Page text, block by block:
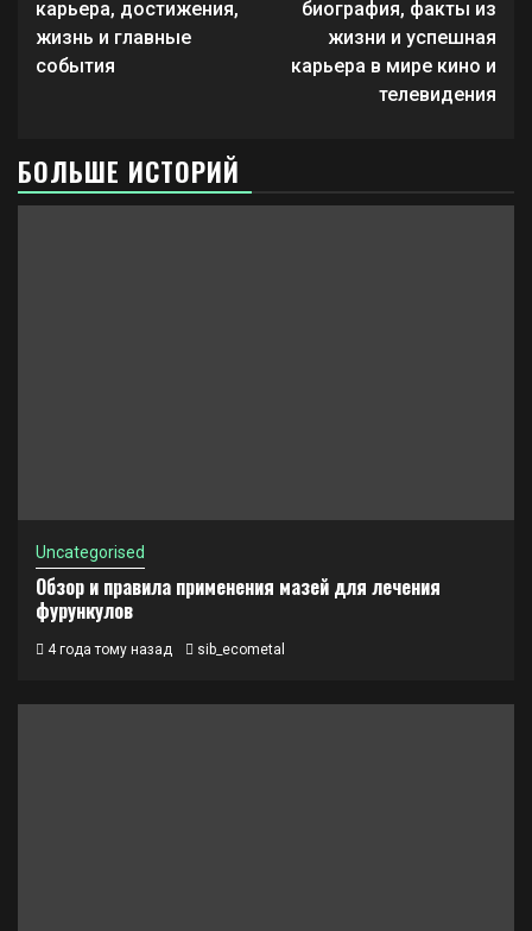
карьера, достижения,
жизнь и главные
события
биография, факты из
жизни и успешная
карьера в мире кино и
телевидения
БОЛЬШЕ ИСТОРИЙ
Uncategorised
Обзор и правила применения мазей для лечения
фурункулов
4 года тому назад sib_ecometal